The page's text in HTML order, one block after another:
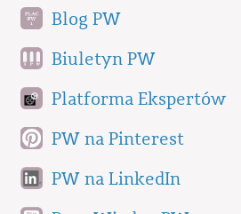
Blog PW
Biuletyn PW
Platforma Ekspertów
PW na Pinterest
PW na LinkedIn